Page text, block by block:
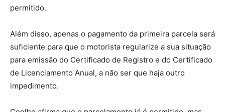
permitido.
Além disso, apenas o pagamento da primeira parcela será
suficiente para que o motorista regularize a sua situação
para emissão do Certificado de Registro e do Certificado
de Licenciamento Anual, a não ser que haja outro
impedimento.